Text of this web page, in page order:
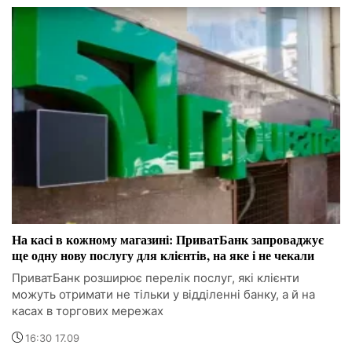
На касі в кожному магазині: ПриватБанк запроваджує
ще одну нову послугу для клієнтів, на яке і не чекали
ПриватБанк розширює перелік послуг, які клієнти
можуть отримати не тільки у відділенні банку, а й на
касах в торгових мережах
16:30 17.09